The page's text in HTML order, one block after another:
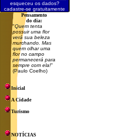
esqueceu os dados?
cadastre-se gratuitamente
Pensamento
do dia:
"Quem tenta
possuir uma flor
verá sua beleza
murchando. Mas
quem olhar uma
flor no campo
permanecerá para
sempre com ela!"
(Paulo Coelho)
Inicial
A Cidade
Turismo
NOTÍCIAS